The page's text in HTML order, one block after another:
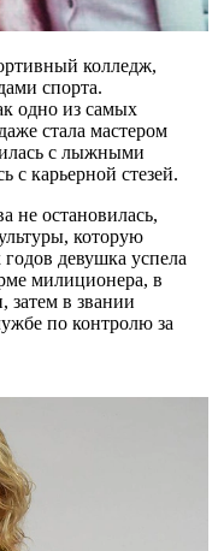
колледж,
спорта.
одно из самых
стала мастером
с лыжными
с карьерной стезей.
не остановилась,
которую
девушка успела
милиционера, в
затем в звании
по контролю за